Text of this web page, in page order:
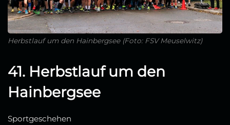
Herbstlauf um den Hainbergsee (Foto: FSV Meuselwitz)
41. Herbstlauf um den
Hainbergsee
Sportgeschehen